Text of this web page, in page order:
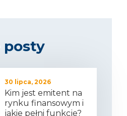
posty
30 lipca, 2026
Kim jest emitent na
rynku finansowym i
jakie pełni funkcje?